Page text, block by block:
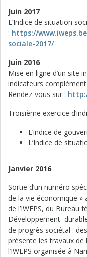
Juin 2017
L’Indice de situation
: https://
sociale-2017/
Juin 2016
Mise en ligne d’un site
indicateurs
Rendez-vous sur :
Troisième exercice
L’indice de
L’Indice de
Janvier 2016
Sortie d’un numéro
de la vie économique »
de l’IWEPS, du Bureau
Développement
de progrès sociétal :
présente les travaux
l’IWEPS organisée à